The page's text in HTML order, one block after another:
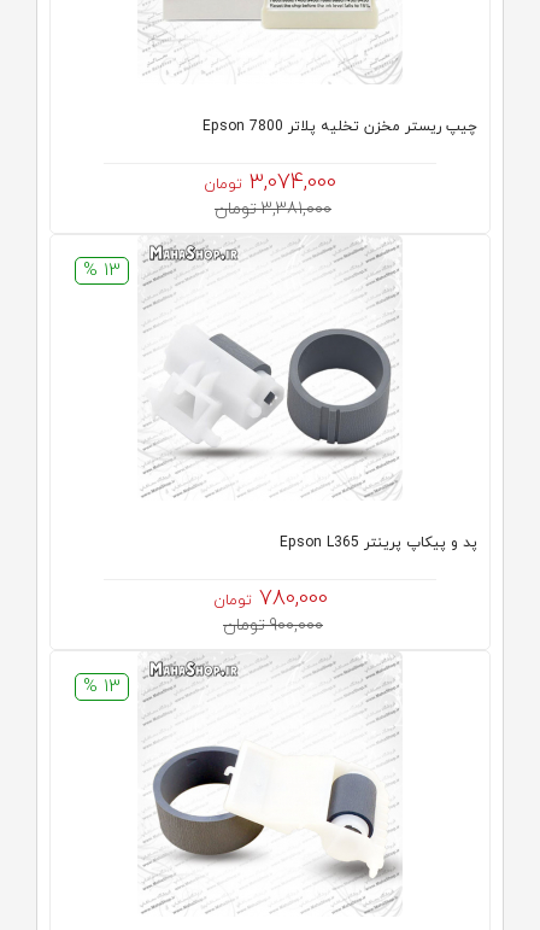
چیپ ریستر مخزن تخلیه پلاتر Epson 7800
3,074,000 تومان
3,381,000 تومان
13 %
پد و پیکاپ پرینتر Epson L365
780,000 تومان
900,000 تومان
13 %